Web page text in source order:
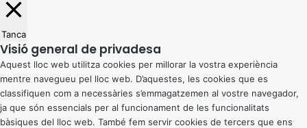
Tanca
Visió general de privadesa
Aquest lloc web utilitza cookies per millorar la vostra experiència
mentre navegueu pel lloc web. D’aquestes, les cookies que es
classifiquen com a necessàries s’emmagatzemen al vostre navegador,
ja que són essencials per al funcionament de les funcionalitats
bàsiques del lloc web. També fem servir cookies de tercers que ens